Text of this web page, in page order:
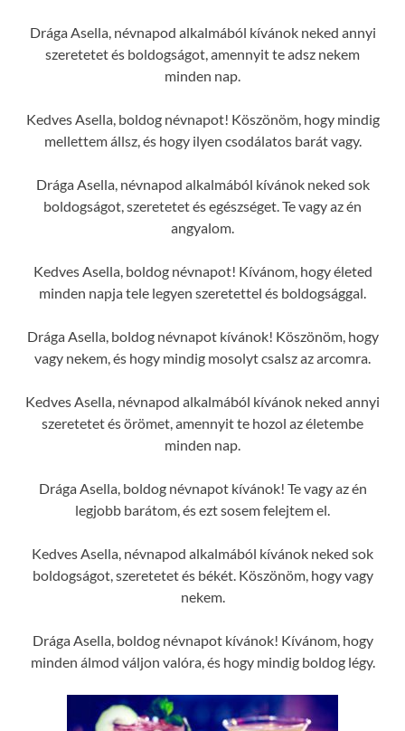
Drága Asella, névnapod alkalmából kívánok neked annyi
szeretetet és boldogságot, amennyit te adsz nekem
minden nap.
Kedves Asella, boldog névnapot! Köszönöm, hogy mindig
mellettem állsz, és hogy ilyen csodálatos barát vagy.
Drága Asella, névnapod alkalmából kívánok neked sok
boldogságot, szeretetet és egészséget. Te vagy az én
angyalom.
Kedves Asella, boldog névnapot! Kívánom, hogy életed
minden napja tele legyen szeretettel és boldogsággal.
Drága Asella, boldog névnapot kívánok! Köszönöm, hogy
vagy nekem, és hogy mindig mosolyt csalsz az arcomra.
Kedves Asella, névnapod alkalmából kívánok neked annyi
szeretetet és örömet, amennyit te hozol az életembe
minden nap.
Drága Asella, boldog névnapot kívánok! Te vagy az én
legjobb barátom, és ezt sosem felejtem el.
Kedves Asella, névnapod alkalmából kívánok neked sok
boldogságot, szeretetet és békét. Köszönöm, hogy vagy
nekem.
Drága Asella, boldog névnapot kívánok! Kívánom, hogy
minden álmod váljon valóra, és hogy mindig boldog légy.